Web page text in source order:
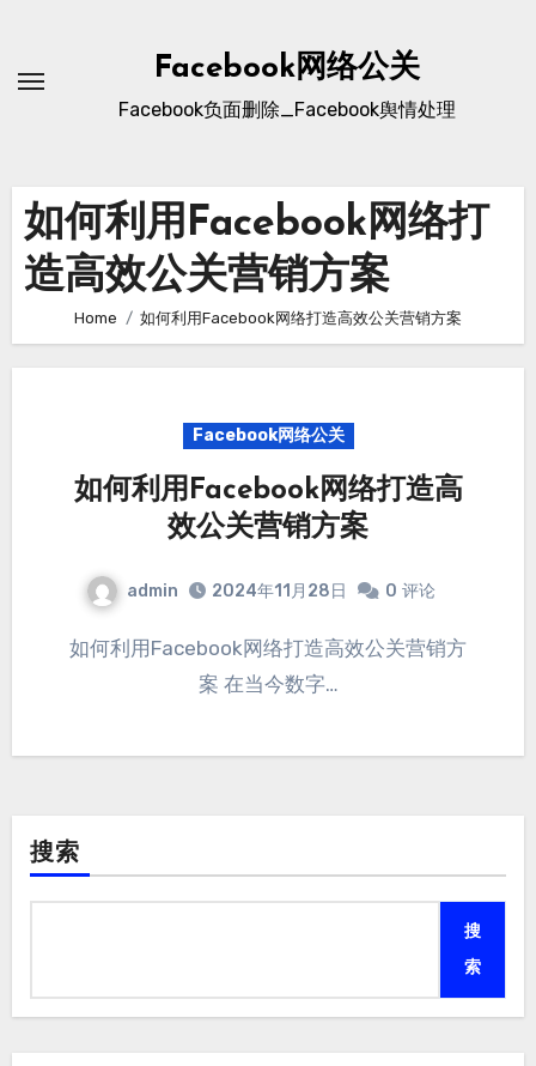
content
Facebook网络公关
Facebook负面删除_Facebook舆情处理
如何利用Facebook网络打
造高效公关营销方案
Home 如何利用Facebook网络打造高效公关营销方案
Facebook网络公关
如何利用Facebook网络打造高
效公关营销方案
admin 2024年11月28日 0 评论
如何利用Facebook网络打造高效公关营销方
案 在当今数字…
搜索
搜
索